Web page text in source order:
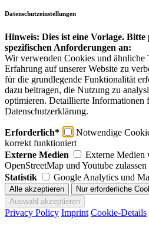
Datenschutzeinstellungen
Hinweis: Dies ist eine Vorlage. Bitte
spezifischen Anforderungen an:
Wir verwenden Cookies und ähnliche
Erfahrung auf unserer Website zu
für die grundlegende Funktionalität
dazu beitragen, die Nutzung zu
optimieren. Detaillierte Informationen
Datenschutzerklärung.
Erforderlich*
Notwendige
korrekt funktioniert
Externe Medien
Externe Medien
OpenStreetMap und Youtube zulassen
Statistik
Google Analytics und
Privacy Policy Imprint Cookie-Details